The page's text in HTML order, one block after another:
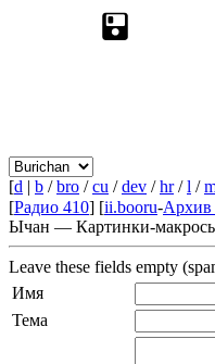
[d | b /bro /cu /dev /hr/l /
[Радио 410] [ii.booru-
Ычан — Картинки-
Leave these fields empty
Имя
Тема